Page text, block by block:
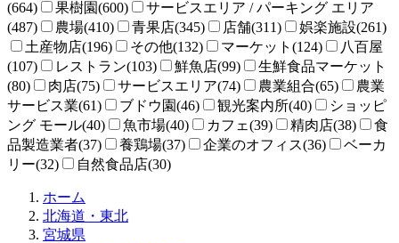
(664)
果樹園(600)
サービスエリア / パーキング エリア
(487)
農場(410) 青果店(345) 店舗(311)
娯楽施設(261)
土産物店(196)
その他(132) マーケット(124)
八百屋
(107)
レストラン(103) 鮮魚店(99)
生鮮食品マーケット
(80)
肉店(75) サービスエリア(74) 農業組合(65)
農業
サービス業(61)
ブドウ園(46) 観光案内所(40)
ショッピ
ング モール(40)
魚市場(40) カフェ(39) 精肉店(38)
食
品製造業者(37)
養鶏場(37) 企業のオフィス(36)
ベーカ
リー(32)
自然食品店(30)
ホーム
売
北海道・東北
宮城県